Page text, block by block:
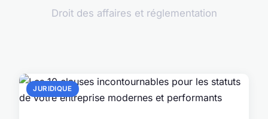
Droit des affaires et réglementation
JURIDIQUE